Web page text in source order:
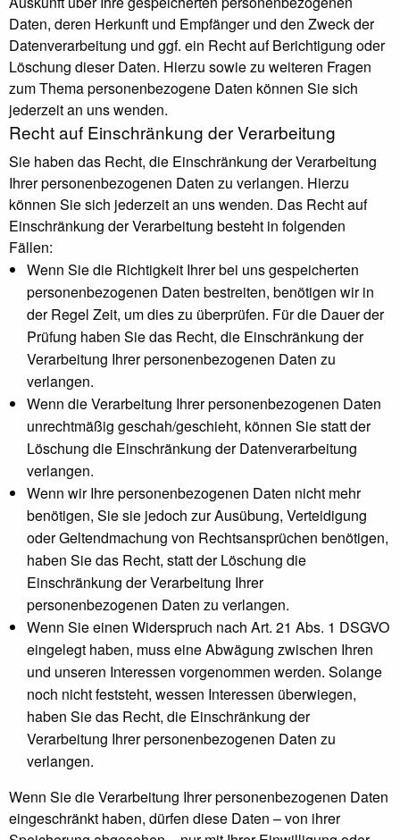
Daten, deren Herkunft und Empfänger und den Zweck der
Datenverarbeitung und ggf. ein Recht auf Berichtigung oder
Löschung dieser Daten. Hierzu sowie zu weiteren Fragen
zum Thema personenbezogene Daten können Sie sich
jederzeit an uns wenden.
Recht auf Einschränkung der Verarbeitung
Sie haben das Recht, die Einschränkung der Verarbeitung
Ihrer personenbezogenen Daten zu verlangen. Hierzu
können Sie sich jederzeit an uns wenden. Das Recht auf
Einschränkung der Verarbeitung besteht in folgenden
Fällen:
Wenn Sie die Richtigkeit Ihrer bei uns gespeicherten
personenbezogenen Daten bestreiten, benötigen wir in
der Regel Zeit, um dies zu überprüfen. Für die Dauer der
Prüfung haben Sie das Recht, die Einschränkung der
Verarbeitung Ihrer personenbezogenen Daten zu
verlangen.
Wenn die Verarbeitung Ihrer personenbezogenen Daten
unrechtmäßig geschah/geschieht, können Sie statt der
Löschung die Einschränkung der Datenverarbeitung
verlangen.
Wenn wir Ihre personenbezogenen Daten nicht mehr
benötigen, Sie sie jedoch zur Ausübung, Verteidigung
oder Geltendmachung von Rechtsansprüchen benötigen,
haben Sie das Recht, statt der Löschung die
Einschränkung der Verarbeitung Ihrer
personenbezogenen Daten zu verlangen.
Wenn Sie einen Widerspruch nach Art. 21 Abs. 1 DSGVO
eingelegt haben, muss eine Abwägung zwischen Ihren
und unseren Interessen vorgenommen werden. Solange
noch nicht feststeht, wessen Interessen überwiegen,
haben Sie das Recht, die Einschränkung der
Verarbeitung Ihrer personenbezogenen Daten zu
verlangen.
Wenn Sie die Verarbeitung Ihrer personenbezogenen Daten
eingeschränkt haben, dürfen diese Daten – von ihrer